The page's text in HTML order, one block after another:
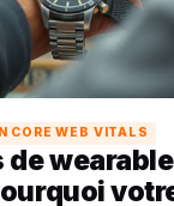
CORE WEB VITALS
de